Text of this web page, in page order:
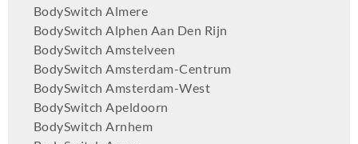
BodySwitch Almere
BodySwitch Alphen Aan Den Rijn
BodySwitch Amstelveen
BodySwitch Amsterdam-Centrum
BodySwitch Amsterdam-West
BodySwitch Apeldoorn
BodySwitch Arnhem